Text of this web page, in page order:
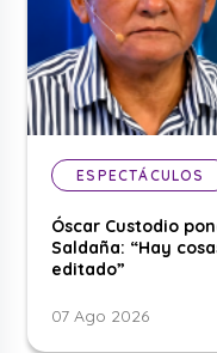
ESPECTÁCULOS
Óscar Custodio
Saldaña: “Hay
editado”
07 Ago 2026